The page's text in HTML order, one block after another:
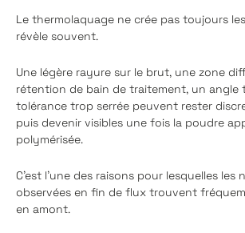
Le thermolaquage ne crée pas toujours
révèle souvent.
Une légère rayure sur le brut, une zone
rétention de bain de traitement, un angle
tolérance trop serrée peuvent rester
puis devenir visibles une fois la poudre
polymérisée.
C’est l’une des raisons pour lesquelles
observées en fin de flux trouvent
en amont.